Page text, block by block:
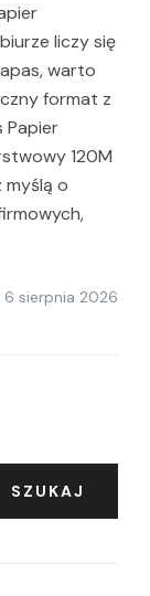
liczy się
warto
format z
Papier
120M
myślą o
6 sierpnia 2026
SZUKAJ